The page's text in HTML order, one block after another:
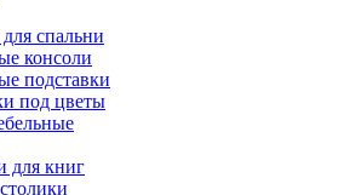
спальни
консоли
подставки
под цветы
для книг